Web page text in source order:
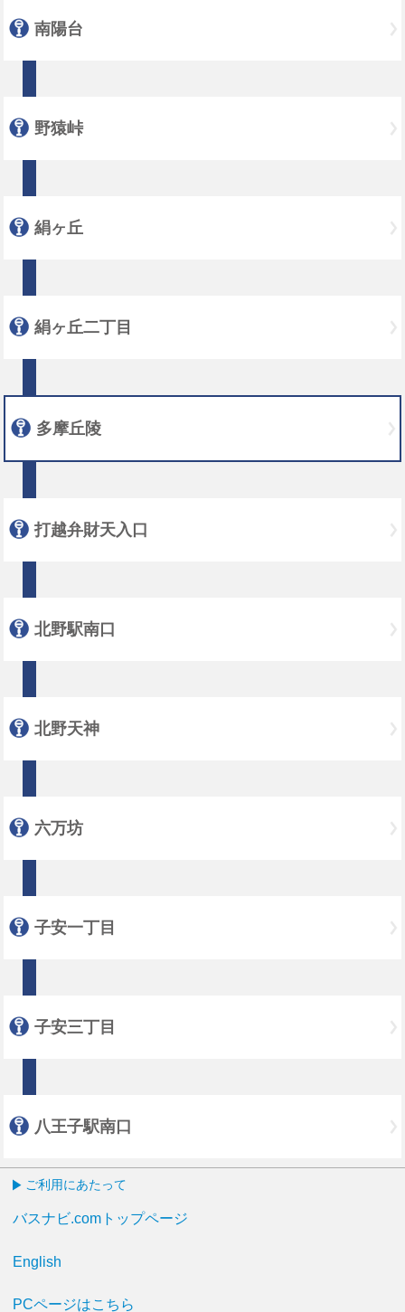
南陽台
野猿峠
絹ヶ丘
絹ヶ丘二丁目
多摩丘陵
打越弁財天入口
北野駅南口
北野天神
六万坊
子安一丁目
子安三丁目
八王子駅南口
ご利用にあたって
バスナビ.comトップページ
English
PCページはこちら